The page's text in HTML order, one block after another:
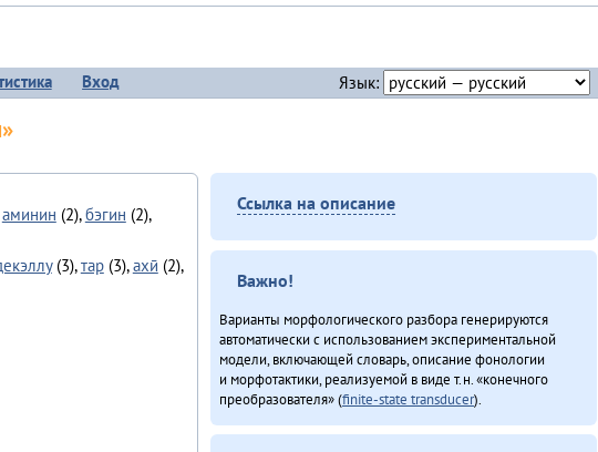
Вход Язык:
аминин (2),бэгин (2),
(3),тар(3),ахӣ (2),
Ссылка на описание
Важно!
Варианты морфологического разбора генерируются
автоматически с использованием экспериментальной
модели, включающей словарь, описание фонологии
и морфотактики, реализуемой в виде т.н. «конечного
преобразователя» (finite-state transducer).